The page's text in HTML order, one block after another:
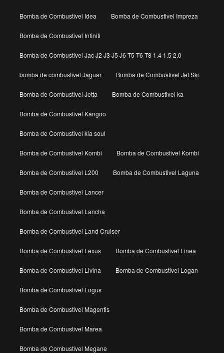
Bomba de Combustivel Idea Bomba de Combustivel Impreza
Bomba de Combustivel Infiniti
Bomba de Combustivel Jac J2 J3 J5 J6 T5 T6 T8 1.4 1.5 2.0
bomba de combustivel Jaguar Bomba de Combustivel Jet Ski
Bomba de Combustivel Jetta Bomba de Combustivel ka
Bomba de Combustivel Kangoo
Bomba de Combustivel kia soul
Bomba de Combustivel Kombi Bomba de Combustivel Kombi
Bomba de Combustivel L200 Bomba de Combustivel Laguna
Bomba de Combustivel Lancer
Bomba de Combustivel Lancha
Bomba de Combustivel Land Cruiser
Bomba de Combustivel Lexus Bomba de Combustivel Linea
Bomba de Combustivel Livina Bomba de Combustivel Logan
Bomba de Combustivel Logus
Bomba de Combustivel Magentis
Bomba de Combustivel Marea
Bomba de Combustivel Megane